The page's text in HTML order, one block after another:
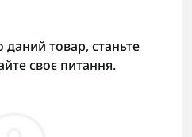
товар, станьте
своє питання.